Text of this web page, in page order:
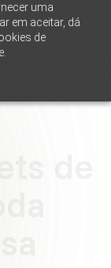
uma
em aceitar, dá
de